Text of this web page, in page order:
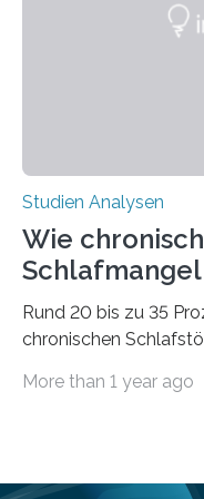
derzeitigen
Studien Analysen
Wie
Rund 20 bis zu 35
chronischen
Erwachsene kennt
More than 1 year ago